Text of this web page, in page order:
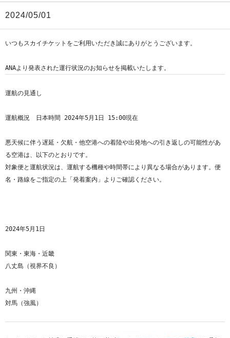
2024/05/01
いつもスカイチケットをご利用いただき誠にありがとうございます。
運航の見通し
運航概況　日本時間 2024年5月1日 15:00現在
悪天候に伴う遅延・欠航・他空港への着陸や出発地への引き返しの可能性があ
る空港は、以下のとおりです。
対象便と運航状況は、運航する機種や時間帯により異なる場合があります。便
名・路線をご指定の上「発着案内」よりご確認ください。
2024年5月1日
関東・東海・近畿
八丈島（視界不良）
九州・沖縄
対馬（強風）